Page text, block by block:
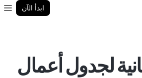
ابدأ الآن
لجدول أعمال